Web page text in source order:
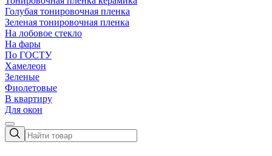
Голубая тонировочная пленка
Зеленая тонировочная пленка
На лобовое стекло
На фары
По ГОСТУ
Хамелеон
Зеленые
Фиолетовые
В квартиру
Для окон